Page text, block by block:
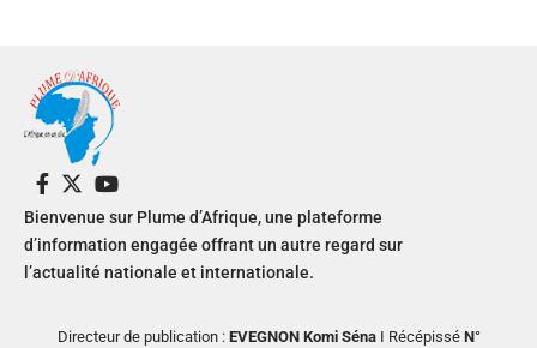
Bienvenue sur Plume d’Afrique, une plateforme
d’information engagée offrant un autre regard sur
l’actualité nationale et internationale.
Directeur de publication : EVEGNON Komi SénaI RécépisséN°